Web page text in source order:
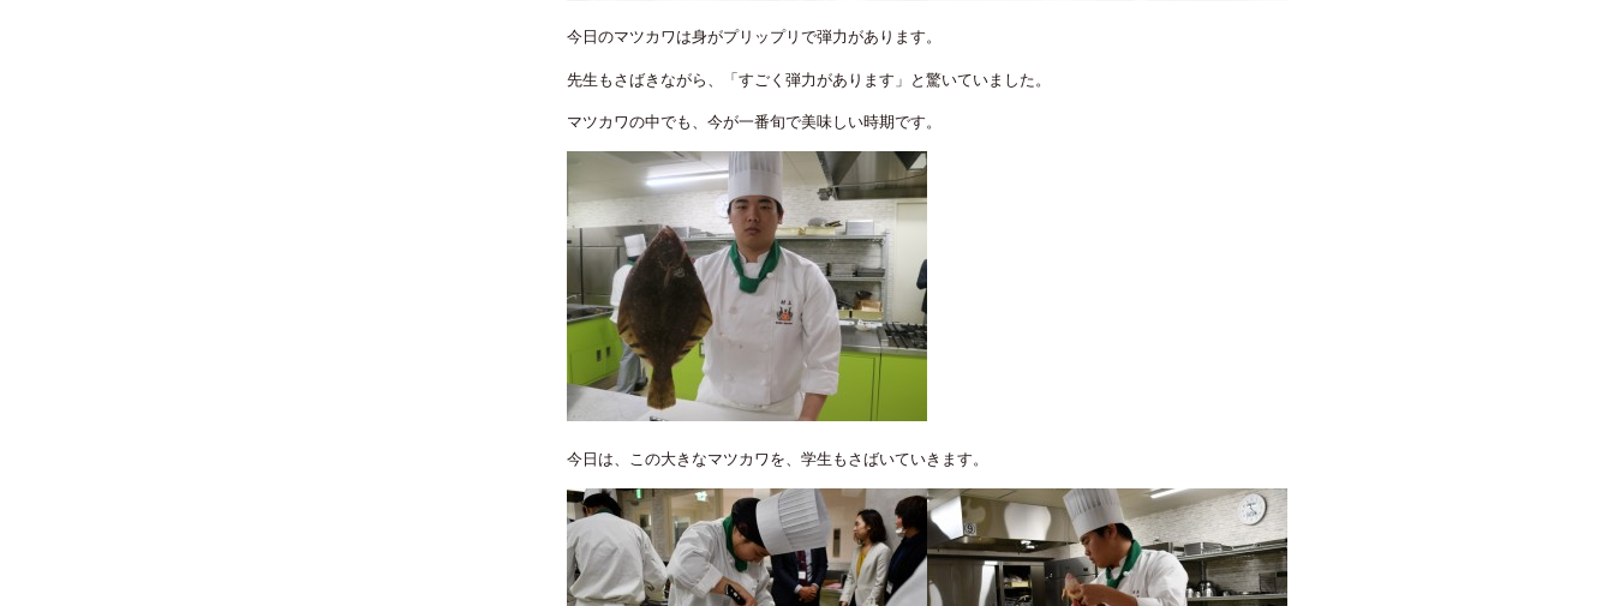
今日のマツカワは身がプリップリで弾力があります。
先生もさばきながら、「すごく弾力があります」と驚いていました。
マツカワの中でも、今が一番旬で美味しい時期です。
今日は、この大きなマツカワを、学生もさばいていきます。